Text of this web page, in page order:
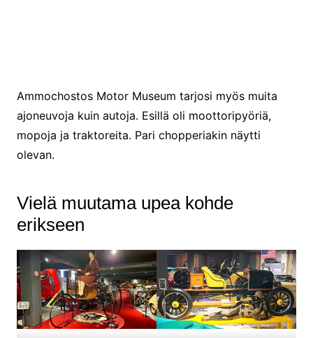
Ammochostos Motor Museum tarjosi myös muita
ajoneuvoja kuin autoja. Esillä oli moottoripyöriä,
mopoja ja traktoreita. Pari chopperiakin näytti
olevan.
Vielä muutama upea kohde
erikseen